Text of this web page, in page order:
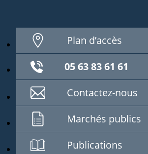
Plan d’accès
05 63 83 61 61
Contactez-nous
Marchés publics
Publications